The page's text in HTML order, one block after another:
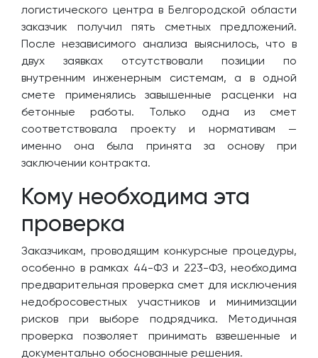
логистического центра в Белгородской области
заказчик получил пять сметных предложений.
После независимого анализа выяснилось, что в
двух заявках отсутствовали позиции по
внутренним инженерным системам, а в одной
смете применялись завышенные расценки на
бетонные работы. Только одна из смет
соответствовала проекту и нормативам —
именно она была принята за основу при
заключении контракта.
Кому необходима эта
проверка
Заказчикам, проводящим конкурсные процедуры,
особенно в рамках 44-ФЗ и 223-ФЗ, необходима
предварительная проверка смет для исключения
недобросовестных участников и минимизации
рисков при выборе подрядчика. Методичная
проверка позволяет принимать взвешенные и
документально обоснованные решения.